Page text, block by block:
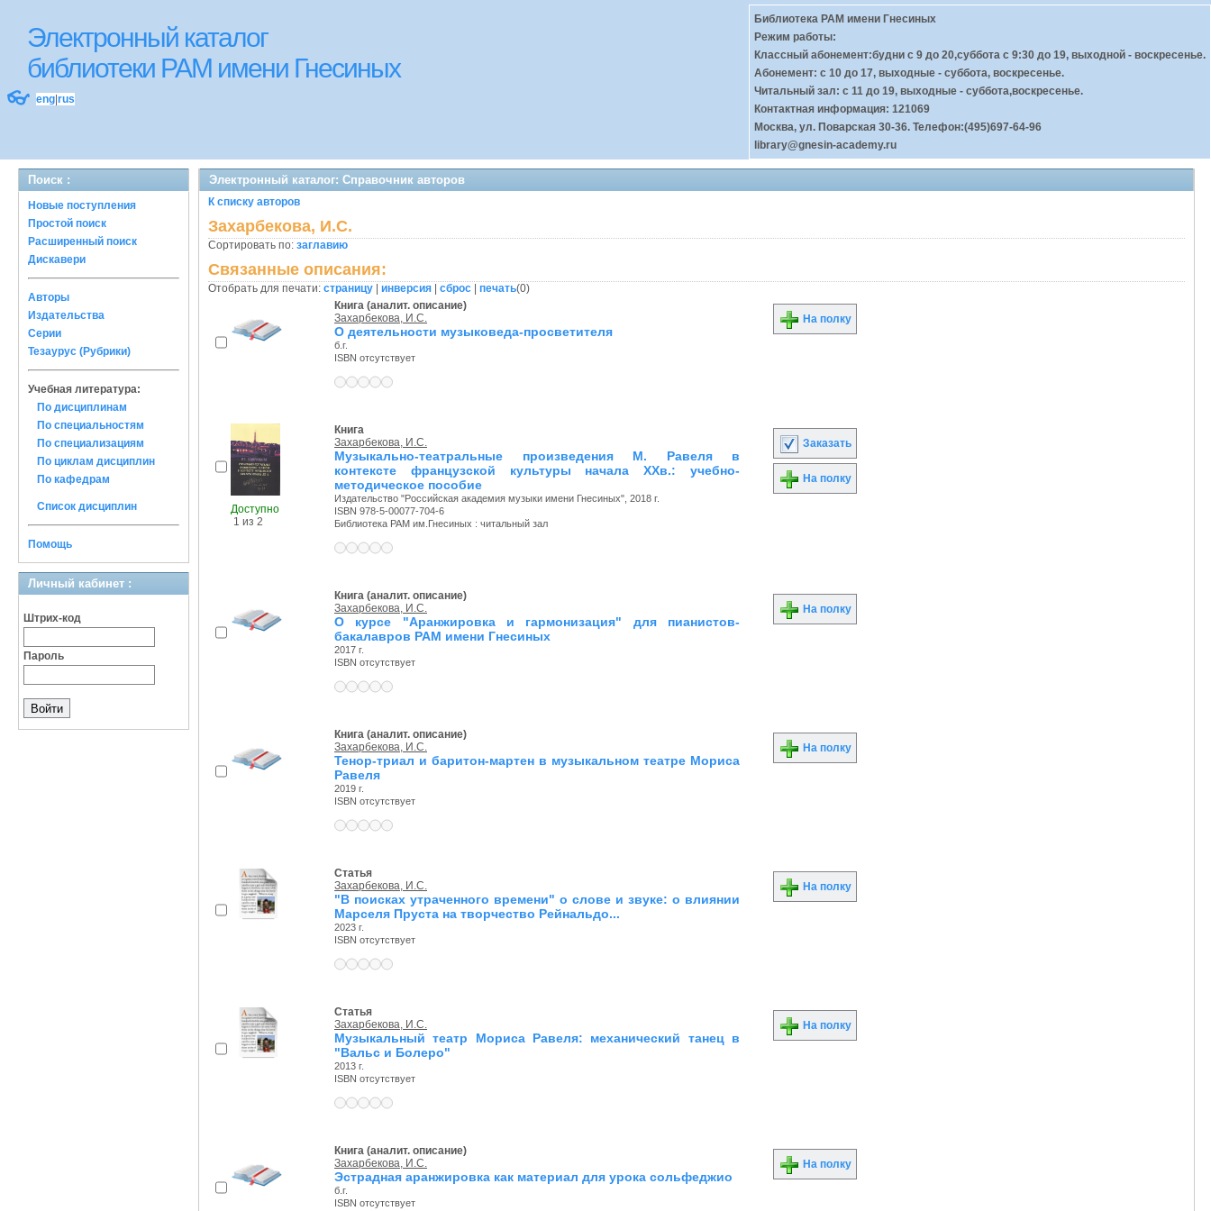
Электронный каталог
библиотеки РАМ имени Гнесиных
👓 eng rus
Библиотека РАМ имени Гнесиных
Режим работы:
Классный абонемент:будни с 9 до 20,суббота с 9:30 до 19, выходной - воскресенье.
Абонемент: с 10 до 17, выходные - суббота, воскресенье.
Читальный зал: с 11 до 19, выходные - суббота,воскресенье.
Контактная информация: 121069
Москва, ул. Поварская 30-36. Телефон:(495)697-64-96
library@gnesin-academy.ru
Поиск :
Новые поступления
Простой поиск
Расширенный поиск
Дискавери
Авторы
Издательства
Серии
Тезаурус (Рубрики)
Учебная литература:
По дисциплинам
По специальностям
По специализациям
По циклам дисциплин
По кафедрам
Список дисциплин
Помощь
Личный кабинет :
Штрих-код
Пароль
Электронный каталог: Справочник авторов
К списку авторов
Захарбекова, И.С.
Сортировать по: заглавию
Связанные описания:
Отобрать для печати: страницу инверсия сброс печать(0)
Книга (аналит. описание)
Захарбекова, И.С.
О деятельности музыковеда-просветителя
б.г.
ISBN отсутствует
На полку
Доступно
1 из 2
Книга
Захарбекова, И.С.
Музыкально-театральные произведения М. Равеля в
контексте французской культуры начала ХХв.: учебно-
методическое пособие
Издательство "Российская академия музыки имени Гнесиных", 2018 г.
ISBN 978-5-00077-704-6
Библиотека РАМ им.Гнесиных : читальный зал
Заказать
На полку
Книга (аналит. описание)
Захарбекова, И.С.
О курсе "Аранжировка и гармонизация" для пианистов-
бакалавров РАМ имени Гнесиных
2017 г.
ISBN отсутствует
На полку
Книга (аналит. описание)
Захарбекова, И.С.
Тенор-триал и баритон-мартен в музыкальном театре Мориса
Равеля
2019 г.
ISBN отсутствует
На полку
Статья
Захарбекова, И.С.
"В поисках утраченного времени" о слове и звуке: о влиянии
Марселя Пруста на творчество Рейнальдо...
2023 г.
ISBN отсутствует
На полку
Статья
Захарбекова, И.С.
Музыкальный театр Мориса Равеля: механический танец в
"Вальс и Болеро"
2013 г.
ISBN отсутствует
На полку
Книга (аналит. описание)
Захарбекова, И.С.
Эстрадная аранжировка как материал для урока сольфеджио
б.г.
ISBN отсутствует
На полку